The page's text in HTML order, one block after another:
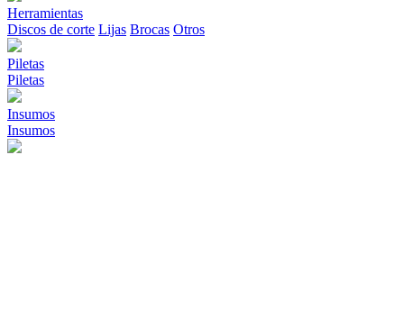
Herramientas
Discos de corte Lijas Brocas Otros
Piletas
Piletas
Insumos
Insumos